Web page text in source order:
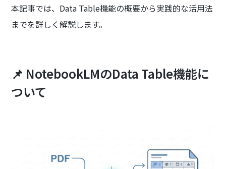
本記事では、Data Table機能の概要から実践的な活用法
までを詳しく解説します。
📌 NotebookLMのData Table機能に
ついて